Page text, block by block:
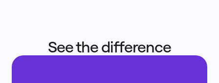
See the difference